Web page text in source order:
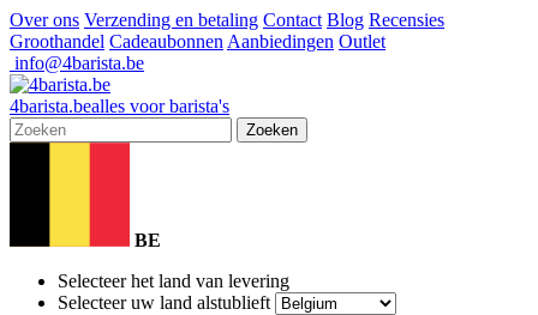
Over ons Verzending en betaling Contact Blog Recensies
Groothandel Cadeaubonnen Aanbiedingen Outlet
info@4barista.be
4barista.bealles voor barista's
Zoeken
BE
Selecteer het land van levering
Selecteer uw land alstublieft